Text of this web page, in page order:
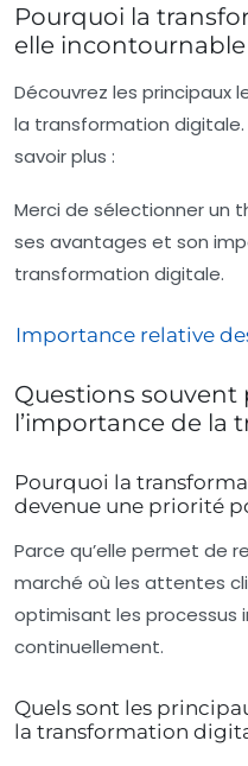
Pourquoi la
elle incontournable
Découvrez les principaux
la transformation
savoir plus :
Merci de sélectionner un
ses avantages et son
transformation digitale.
Importance relative
Questions souvent
l’importance de la
Pourquoi la
devenue une priorité
Parce qu’elle permet de
marché où les attentes
optimisant les processus
continuellement.
Quels sont les
la transformation